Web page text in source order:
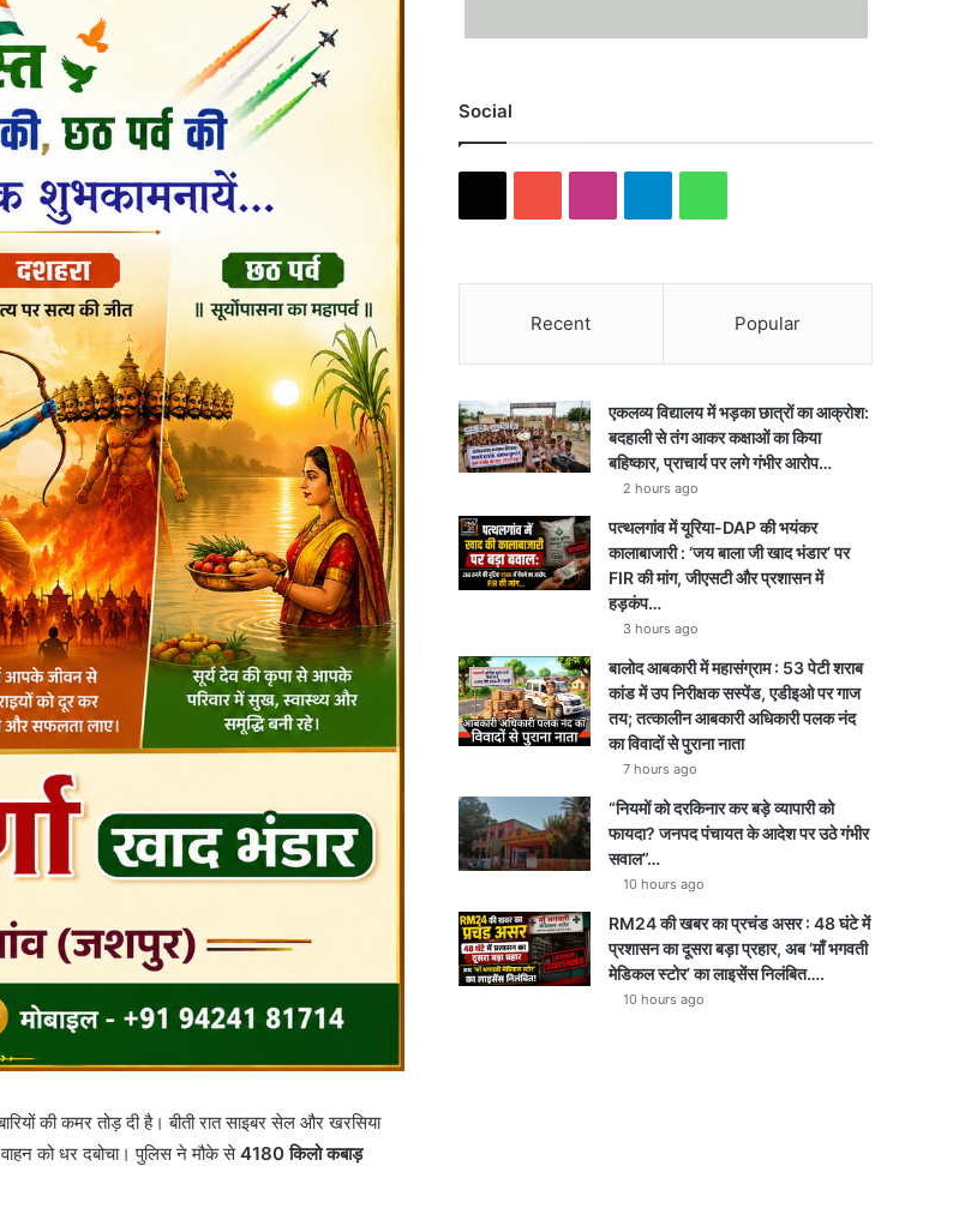
की कमर तोड़ दी है। बीती रात साइबर सेल और खरसिया
को धर दबोचा। पुलिस ने मौके से4180 किलो कबाड़
Social
Recent Popular
एकलव्य विद्यालय में भड़का छात्रों का आक्रोश:
बदहाली से तंग आकर कक्षाओं का किया
बहिष्कार, प्राचार्य पर लगे गंभीर आरोप…
2 hours ago
पत्थलगांव में यूरिया-DAP की भयंकर
कालाबाजारी : ‘जय बाला जी खाद भंडार’ पर
FIR की मांग, जीएसटी और प्रशासन में
हड़कंप…
3 hours ago
बालोद आबकारी में महासंग्राम : 53 पेटी शराब
कांड में उप निरीक्षक सस्पेंड, एडीइओ पर गाज
तय; तत्कालीन आबकारी अधिकारी पलक नंद
का विवादों से पुराना नाता
7 hours ago
“नियमों को दरकिनार कर बड़े व्यापारी को
फायदा? जनपद पंचायत के आदेश पर उठे गंभीर
सवाल”…
10 hours ago
RM24 की खबर का प्रचंड असर : 48 घंटे में
प्रशासन का दूसरा बड़ा प्रहार, अब ‘माँ भगवती
मेडिकल स्टोर’ का लाइसेंस निलंबित….
10 hours ago